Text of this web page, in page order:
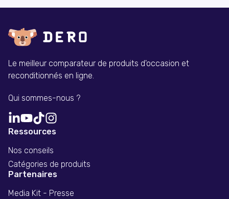
Le meilleur comparateur de produits d'occasion et
reconditionnés en ligne.
Qui sommes-nous ?
Ressources
Nos conseils
Catégories de produits
Partenaires
Media Kit - Presse